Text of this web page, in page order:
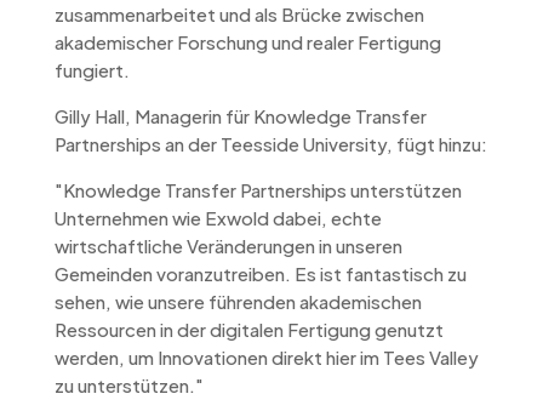
zusammenarbeitet und als Brücke zwischen
akademischer Forschung und realer Fertigung
fungiert.
Gilly Hall, Managerin für Knowledge Transfer
Partnerships an der Teesside University, fügt hinzu:
"Knowledge Transfer Partnerships unterstützen
Unternehmen wie Exwold dabei, echte
wirtschaftliche Veränderungen in unseren
Gemeinden voranzutreiben. Es ist fantastisch zu
sehen, wie unsere führenden akademischen
Ressourcen in der digitalen Fertigung genutzt
werden, um Innovationen direkt hier im Tees Valley
zu unterstützen."